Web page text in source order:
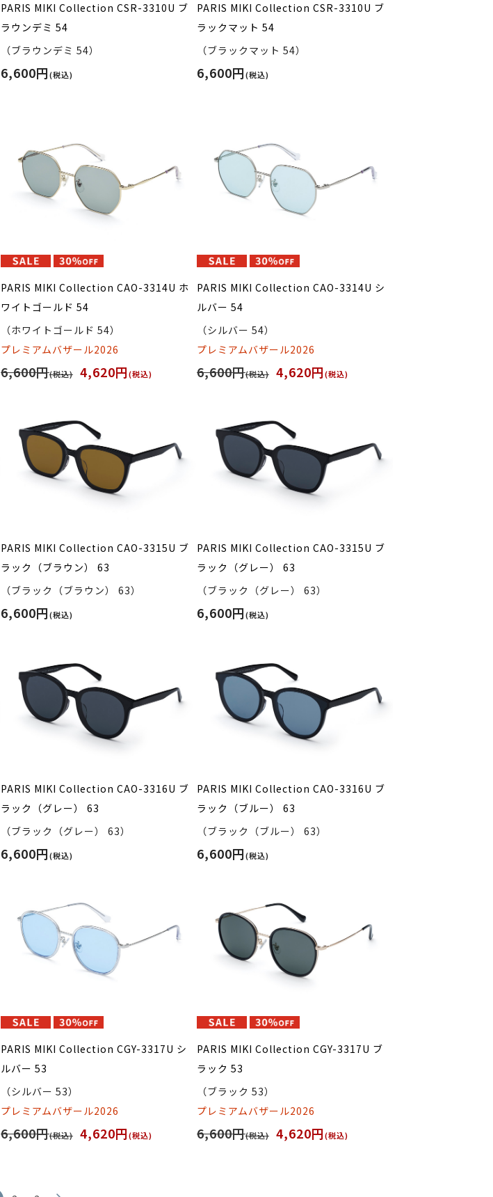
PARIS MIKI Collection CSR-3310U ブ
ラウンデミ 54
（ブラウンデミ 54）
6,600円(税込)
PARIS MIKI Collection CSR-3310U ブ
ラックマット 54
（ブラックマット 54）
6,600円(税込)
PARIS MIKI Collection CAO-3314U ホ
ワイトゴールド 54
（ホワイトゴールド 54）
プレミアムバザール2026
6,600円(税込) 4,620円(税込)
PARIS MIKI Collection CAO-3314U シ
ルバー 54
（シルバー 54）
プレミアムバザール2026
6,600円(税込) 4,620円(税込)
PARIS MIKI Collection CAO-3315U ブ
ラック（ブラウン） 63
（ブラック（ブラウン） 63）
6,600円(税込)
PARIS MIKI Collection CAO-3315U ブ
ラック（グレー） 63
（ブラック（グレー） 63）
6,600円(税込)
PARIS MIKI Collection CAO-3316U ブ
ラック（グレー） 63
（ブラック（グレー） 63）
6,600円(税込)
PARIS MIKI Collection CAO-3316U ブ
ラック（ブルー） 63
（ブラック（ブルー） 63）
6,600円(税込)
PARIS MIKI Collection CGY-3317U シ
ルバー 53
（シルバー 53）
プレミアムバザール2026
6,600円(税込) 4,620円(税込)
PARIS MIKI Collection CGY-3317U ブ
ラック 53
（ブラック 53）
プレミアムバザール2026
6,600円(税込) 4,620円(税込)